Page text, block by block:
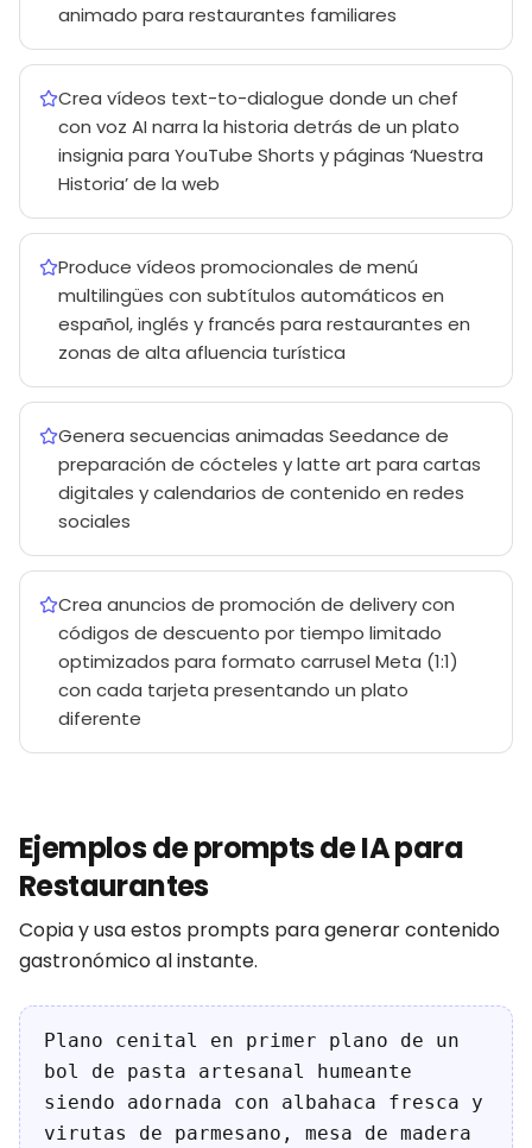
animado para restaurantes familiares
Crea vídeos text-to-dialogue donde un chef
con voz AI narra la historia detrás de un plato
insignia para YouTube Shorts y páginas ‘Nuestra
Historia’ de la web
Produce vídeos promocionales de menú
multilingües con subtítulos automáticos en
español, inglés y francés para restaurantes en
zonas de alta afluencia turística
Genera secuencias animadas Seedance de
preparación de cócteles y latte art para cartas
digitales y calendarios de contenido en redes
sociales
Crea anuncios de promoción de delivery con
códigos de descuento por tiempo limitado
optimizados para formato carrusel Meta (1:1)
con cada tarjeta presentando un plato
diferente
Ejemplos de prompts de IA para
Restaurantes
Copia y usa estos prompts para generar contenido
gastronómico al instante.
Plano cenital en primer plano de un
bol de pasta artesanal humeante
siendo adornada con albahaca fresca y
virutas de parmesano, mesa de madera